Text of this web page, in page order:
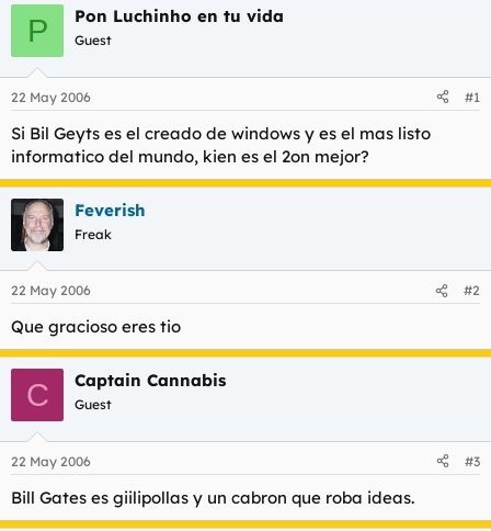
i
c
a
d
o
r
d
e
l
t
e
m
a
c
i
n
c
i
P Pon Luchinho en tu vida
Guest
22 May 2006 #1
Si Bil Geyts es el creado de windows y es el mas listo
informatico del mundo, kien es el 2on mejor?
Feverish
Freak
22 May 2006 #2
Que gracioso eres tio
C Captain Cannabis
Guest
22 May 2006 #3
Bill Gates es giilipollas y un cabron que roba ideas.